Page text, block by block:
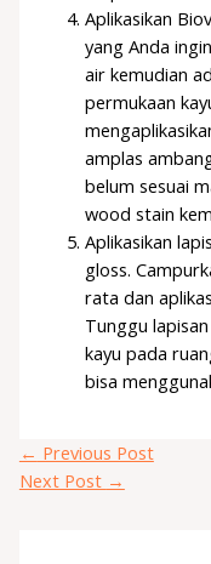
Aplikasikan
yang Anda
air kemudian
permukaan
amplas
belum sesuai
wood stain
Aplikasikan
gloss.
rata dan
Tunggu
kayu pada
bisa
← Previous Post
Next Post →